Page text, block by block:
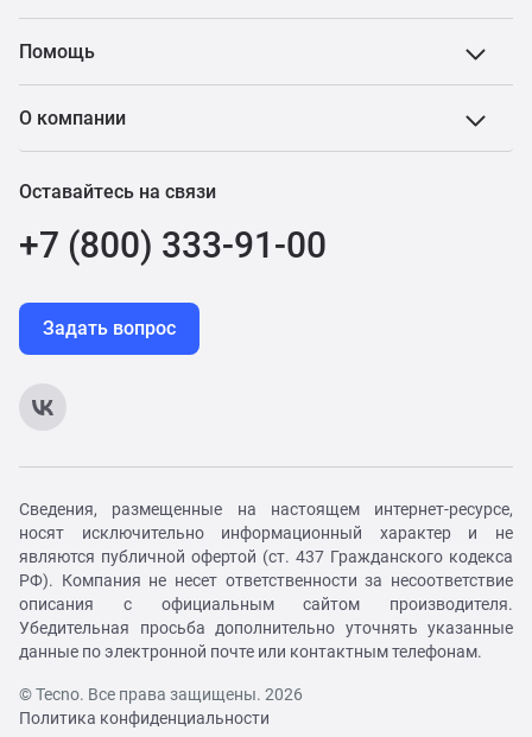
Помощь
О компании
Оставайтесь на связи
+7 (800) 333-91-00
Задать вопрос
Сведения, размещенные на настоящем интернет-ресурсе,
носят исключительно информационный характер и не
являются публичной офертой (ст. 437 Гражданского кодекса
РФ). Компания не несет ответственности за несоответствие
описания с официальным сайтом производителя.
Убедительная просьба дополнительно уточнять указанные
данные по электронной почте или контактным телефонам.
© Tecno. Все права защищены. 2026
Политика конфиденциальности